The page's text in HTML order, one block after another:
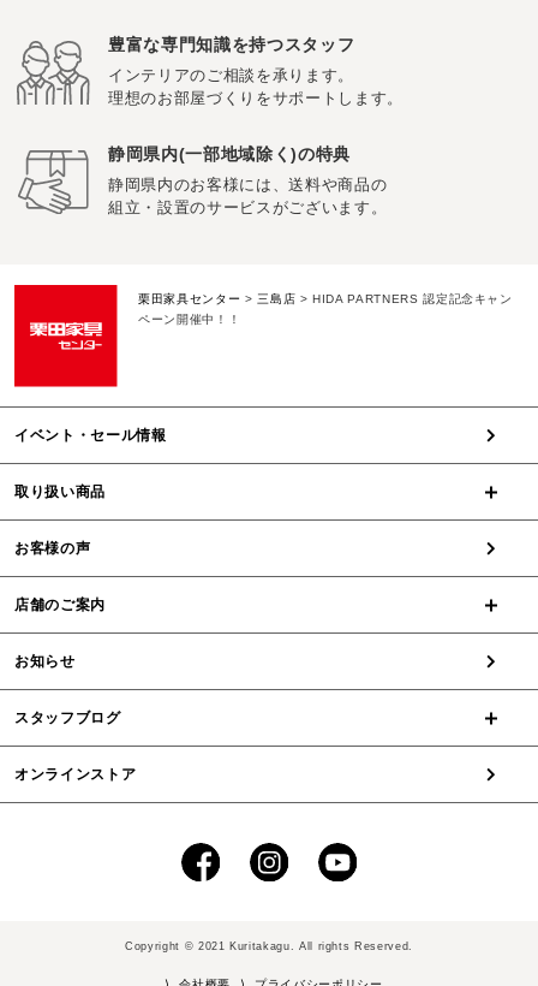
豊富な専門知識を持つスタッフ
インテリアのご相談を承ります。
理想のお部屋づくりをサポートします。
静岡県内(一部地域除く)の特典
静岡県内のお客様には、送料や商品の
組立・設置のサービスがございます。
栗田家具センター >三島店 > HIDA PARTNERS 認定記念キャン
ペーン開催中！！
イベント・セール情報
取り扱い商品
お客様の声
店舗のご案内
お知らせ
スタッフブログ
オンラインストア
Copyright © 2021 Kuritakagu. All rights Reserved.